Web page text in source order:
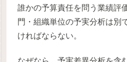
誰かの予算責任を問う業績評
門・組織単位の予実分析は別
ければならない。